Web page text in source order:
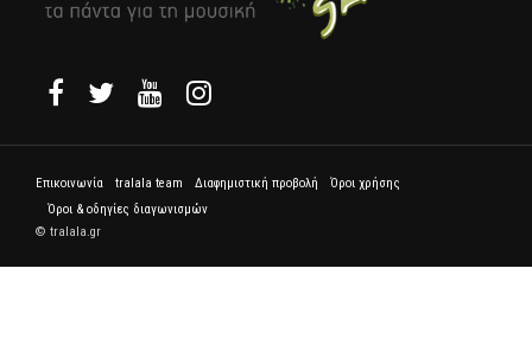
Επικοινωνία tralala team Διαφημιστική προβολή
Όροι χρήσης
Όροι & οδηγίες διαγωνισμών
© tralala.gr